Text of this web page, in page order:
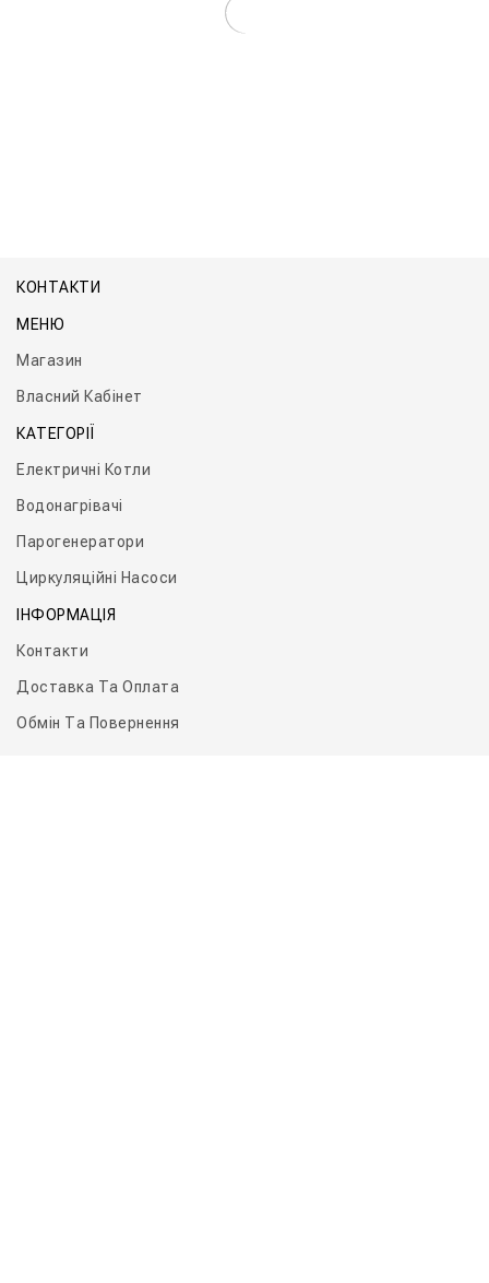
КОНТАКТИ
МЕНЮ
Магазин
Власний Кабінет
КАТЕГОРІЇ
Електричні Котли
Водонагрівачі
Парогенератори
Циркуляційні Насоси
ІНФОРМАЦІЯ
Контакти
Доставка Та Оплата
Обмін Та Повернення